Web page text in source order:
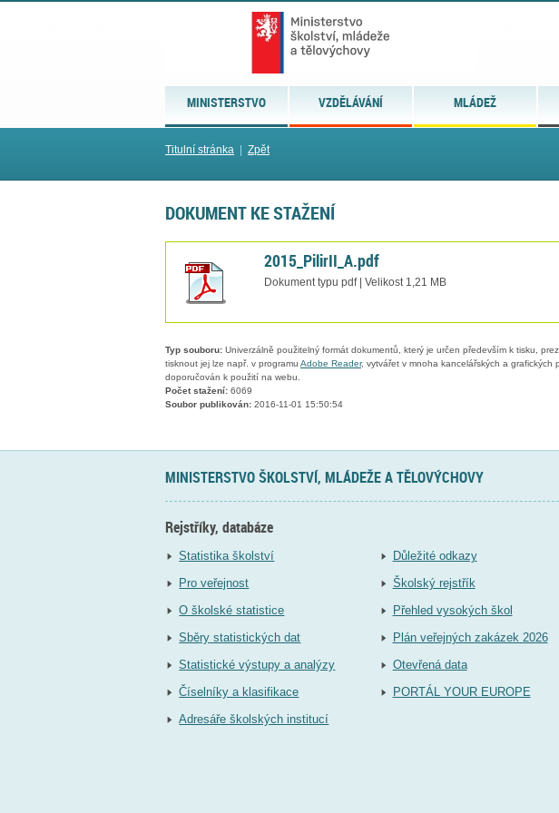
MINISTERSTVO VZDĚLÁVÁNÍ MLÁDEŽ
Titulní stránka Zpět
DOKUMENT KE STAŽENÍ
2015_PilirII_A.pdf
Dokument typu pdf | Velikost 1,21 MB
Typ souboru: Univerzálně použitelný formát dokumentů, který je určen především k tisku,
tisknout jej lze např. v programu Adobe Reader, vytvářet v mnoha kancelářských a grafických
doporučován k použití na webu.
Počet stažení: 6069
Soubor publikován: 2016-11-01 15:50:54
MINISTERSTVO ŠKOLSTVÍ, MLÁDEŽE A TĚLOVÝCHOVY
Rejstříky, databáze
Statistika školství
Pro veřejnost
O školské statistice
Sběry statistických dat
Statistické výstupy a analýzy
Číselníky a klasifikace
Adresáře školských institucí
Důležité odkazy
Školský rejstřík
Přehled vysokých škol
Plán veřejných zakázek 2026
Otevřená data
PORTÁL YOUR EUROPE